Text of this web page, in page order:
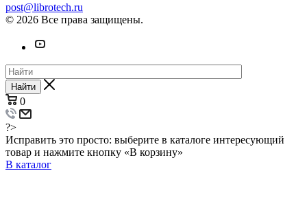
post@librotech.ru
© 2026 Все права защищены.
Найти
0
?>
Исправить это просто: выберите в каталоге интересующий
товар и нажмите кнопку «В корзину»
В каталог